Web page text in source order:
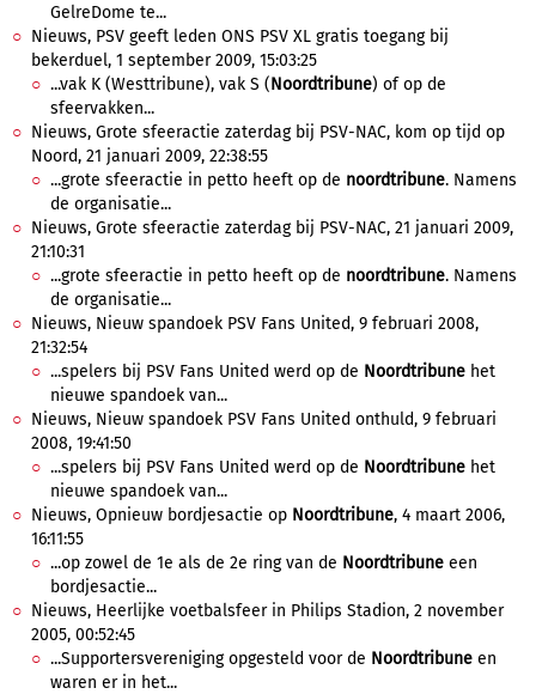
GelreDome te...
Nieuws, PSV geeft leden ONS PSV XL gratis toegang bij
bekerduel, 1 september 2009, 15:03:25
...vak K (Westtribune), vak S (Noordtribune) of op de
sfeervakken...
Nieuws, Grote sfeeractie zaterdag bij PSV-NAC, kom op tijd op
Noord, 21 januari 2009, 22:38:55
...grote sfeeractie in petto heeft op de noordtribune. Namens
de organisatie...
Nieuws, Grote sfeeractie zaterdag bij PSV-NAC, 21 januari 2009,
21:10:31
...grote sfeeractie in petto heeft op de noordtribune. Namens
de organisatie...
Nieuws, Nieuw spandoek PSV Fans United, 9 februari 2008,
21:32:54
...spelers bij PSV Fans United werd op de Noordtribune het
nieuwe spandoek van...
Nieuws, Nieuw spandoek PSV Fans United onthuld, 9 februari
2008, 19:41:50
...spelers bij PSV Fans United werd op de Noordtribune het
nieuwe spandoek van...
Nieuws, Opnieuw bordjesactie op Noordtribune, 4 maart 2006,
16:11:55
...op zowel de 1e als de 2e ring van de Noordtribune een
bordjesactie...
Nieuws, Heerlijke voetbalsfeer in Philips Stadion, 2 november
2005, 00:52:45
...Supportersvereniging opgesteld voor de Noordtribune en
waren er in het...